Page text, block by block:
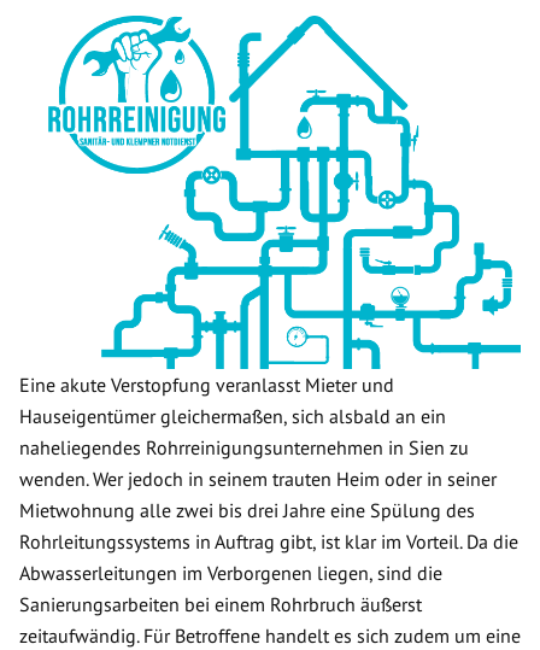
Eine akute Verstopfung veranlasst Mieter und
Hauseigentümer gleichermaßen, sich alsbald an ein
naheliegendes Rohrreinigungsunternehmen in Sien zu
wenden. Wer jedoch in seinem trauten Heim oder in seiner
Mietwohnung alle zwei bis drei Jahre eine Spülung des
Rohrleitungssystems in Auftrag gibt, ist klar im Vorteil. Da die
Abwasserleitungen im Verborgenen liegen, sind die
Sanierungsarbeiten bei einem Rohrbruch äußerst
zeitaufwändig. Für Betroffene handelt es sich zudem um eine